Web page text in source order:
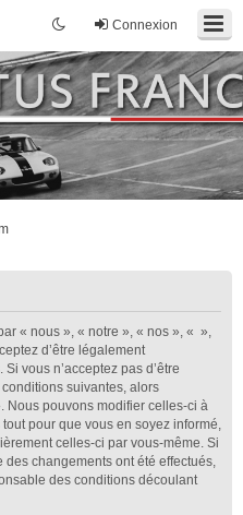
Connexion
« nous », « notre », « nos », « »,
d’être légalement
vous n’acceptez pas d’être
suivantes, alors
Nous pouvons modifier celles-ci à
pour que vous en soyez informé,
celles-ci par vous-même. Si
changements ont été effectués,
des conditions découlant